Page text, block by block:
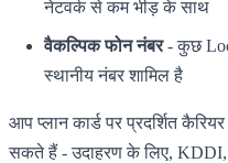
नेटवर्क से कम भीड़ के साथ
वैकल्पिक फोन नंबर- कुछ
स्थानीय नंबर शामिल है
आप प्लान कार्ड पर प्रदर्शित
सकते हैं - उदाहरण के लिए,